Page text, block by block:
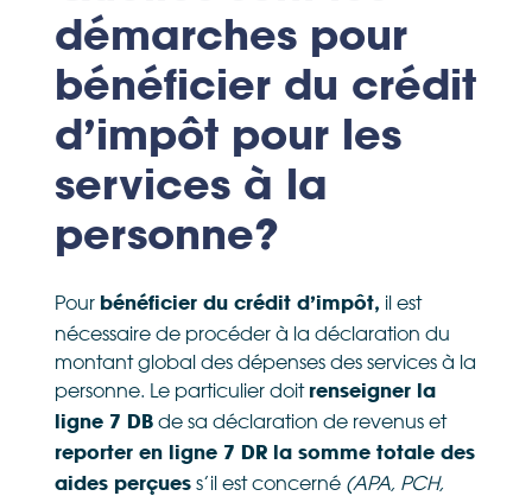
démarches pour
bénéficier du crédit
d’impôt pour les
services à la
personne?
Pour bénéficier du crédit d’impôt, il est
nécessaire de procéder à la déclaration du
montant global des dépenses des services à la
personne. Le particulier doit renseigner la
ligne 7 DBde sa déclaration de revenus et
reporter en ligne 7 DR la somme totale des
aides perçuess’il est concerné (APA, PCH,